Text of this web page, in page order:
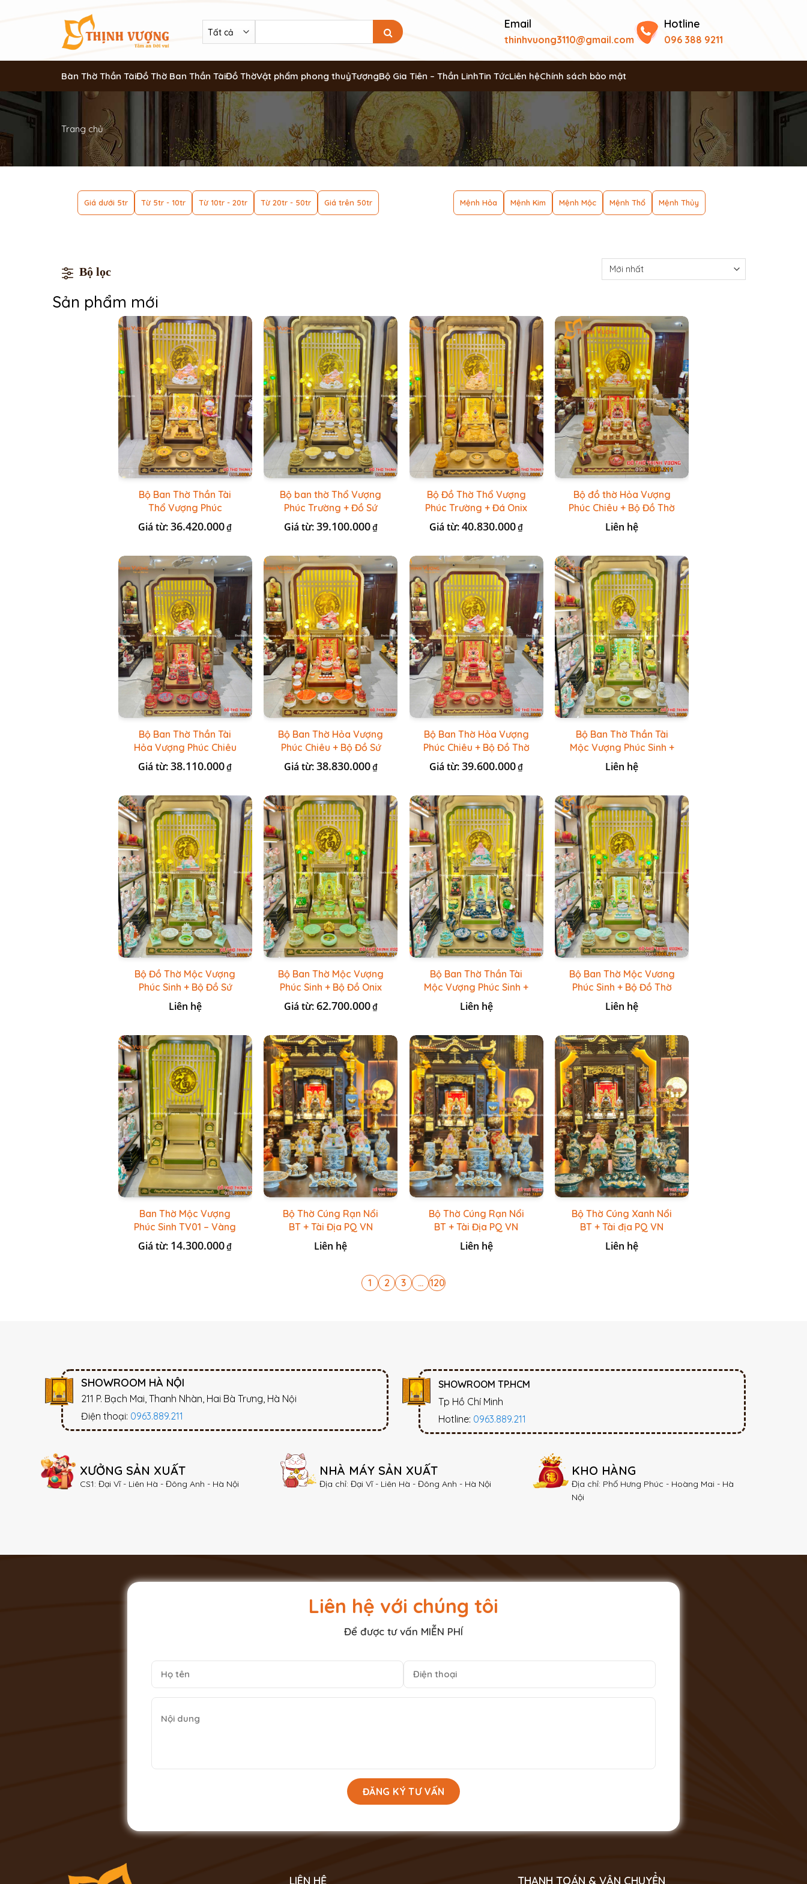
Email
thinhvuong3110@gmail.com
Hotline
096 388 9211
Bàn Thờ Thần TàiĐồ Thờ Ban Thần TàiĐồ ThờVật phẩm phong thuỷTượngBộ Gia Tiên – Thần LinhTin TứcLiên hệChính sách bảo mật
Trang chủ
Giá dưới 5tr Từ 5tr - 10tr Từ 10tr - 20tr Từ 20tr - 50tr Giá trên 50tr Mệnh Hỏa Mệnh Kim Mệnh Mộc Mệnh Thổ Mệnh Thủy
Bộ lọc
Sản phẩm mới
Bộ Ban Thờ Thần Tài
Thổ Vượng Phúc
Trường + Bộ Đồ Sứ Cao
Cấp Gấm Vàng
Giá từ:36.420.000₫
Bộ ban thờ Thổ Vượng
Phúc Trường + Đồ Sứ
Vàng Đá Cao Cấp
Giá từ:39.100.000₫
Bộ Đồ Thờ Thổ Vượng
Phúc Trường + Đá Onix
Vàng
Giá từ:40.830.000₫
Bộ đồ thờ Hỏa Vượng
Phúc Chiêu + Bộ Đồ Thờ
Đá Đỏ Bọc Đồng Cao
cấp
Liên hệ
Bộ Ban Thờ Thần Tài
Hỏa Vượng Phúc Chiêu
+ Bộ Đồ Thờ Nổi Đỏ BT
Giá từ:38.110.000₫
Bộ Ban Thờ Hỏa Vượng
Phúc Chiêu + Bộ Đồ Sứ
Đá Đỏ HR
Giá từ:38.830.000₫
Bộ Ban Thờ Hỏa Vượng
Phúc Chiêu + Bộ Đồ Thờ
Đài Loan Gấm Đỏ
Giá từ:39.600.000₫
Bộ Ban Thờ Thần Tài
Mộc Vượng Phúc Sinh +
Bộ Đồ Thờ Đá Ngọc
Hoàng Long
Liên hệ
Bộ Đồ Thờ Mộc Vượng
Phúc Sinh + Bộ Đồ Sứ
Cao Cấp Xanh Cốm Vẽ
Vàng
Liên hệ
Bộ Ban Thờ Mộc Vượng
Phúc Sinh + Bộ Đồ Onix
Xanh Ngọc
Giá từ:62.700.000₫
Bộ Ban Thờ Thần Tài
Mộc Vượng Phúc Sinh +
Đồ Sứ Lục Nổi Bát
Tràng
Liên hệ
Bộ Ban Thờ Mộc Vương
Phúc Sinh + Bộ Đồ Thờ
Xanh Đá HR
Liên hệ
Ban Thờ Mộc Vượng
Phúc Sinh TV01 – Vàng
Kẻ Xanh Lá
Giá từ: 14.300.000₫
Bộ Thờ Cúng Rạn Nổi
BT + Tài Địa PQ VN
Trắng
Liên hệ
Bộ Thờ Cúng Rạn Nổi
BT + Tài Địa PQ VN
Vàng Caro
Liên hệ
Bộ Thờ Cúng Xanh Nổi
BT + Tài địa PQ VN
Xanh Lục
Liên hệ
1 2 3 ... 120
SHOWROOM HÀ NỘI
211 P. Bạch Mai, Thanh Nhàn, Hai Bà Trưng, Hà Nội
Điện thoại: 0963.889.211
SHOWROOM TP.HCM
Tp Hồ Chí Minh
Hotline: 0963.889.211
XƯỞNG SẢN XUẤT
CS1: Đại Vĩ - Liên Hà - Đông Anh - Hà Nội
NHÀ MÁY SẢN XUẤT
Địa chỉ: Đại Vĩ - Liên Hà - Đông Anh - Hà Nội
KHO HÀNG
Địa chỉ: Phố Hưng Phúc - Hoàng Mai - Hà
Nội
Liên hệ với chúng tôi
Để được tư vấn MIỄN PHÍ
LIÊN HỆ THANH TOÁN & VẬN CHUYỂN